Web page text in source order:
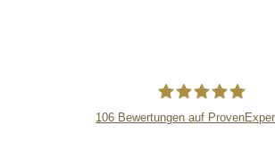
106 Bewertungen auf